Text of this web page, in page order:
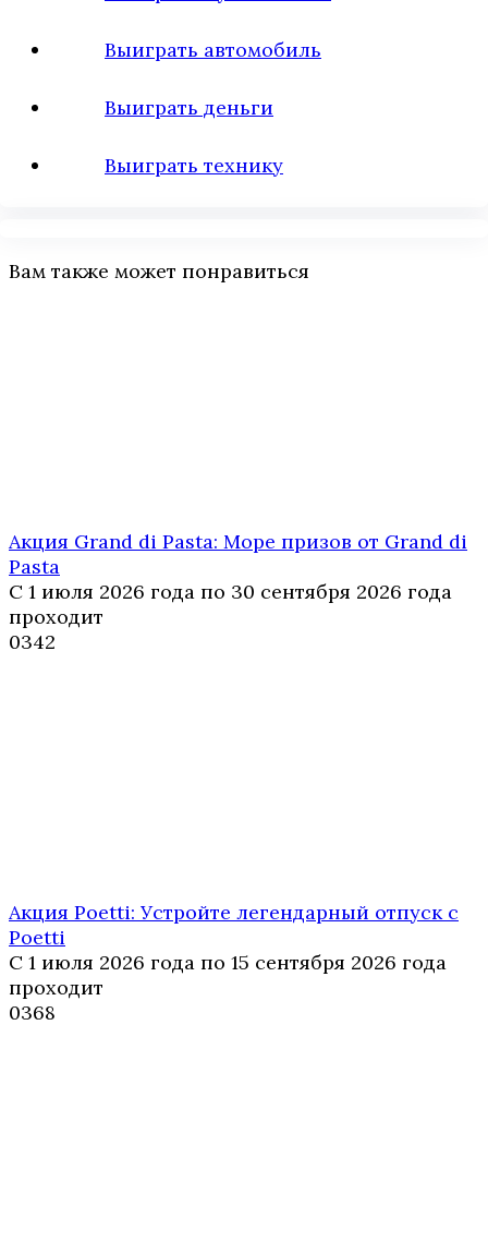
Выиграть автомобиль
Выиграть деньги
Выиграть технику
Вам также может понравиться
Акция Grand di Pasta: Море призов от Grand di
Pasta
С 1 июля 2026 года по 30 сентября 2026 года
проходит
0342
Акция Poetti: Устройте легендарный отпуск с
Poetti
С 1 июля 2026 года по 15 сентября 2026 года
проходит
0368